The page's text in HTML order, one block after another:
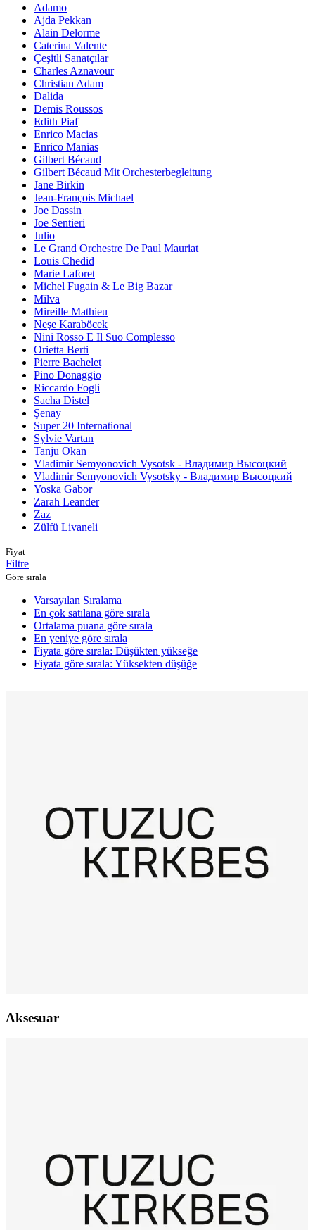
Adamo
Ajda Pekkan
Alain Delorme
Caterina Valente
Çeşitli Sanatçılar
Charles Aznavour
Christian Adam
Dalida
Demis Roussos
Edith Piaf
Enrico Macias
Enrico Manias
Gilbert Bécaud
Gilbert Bécaud Mit Orchesterbegleitung
Jane Birkin
Jean-François Michael
Joe Dassin
Joe Sentieri
Julio
Le Grand Orchestre De Paul Mauriat
Louis Chedid
Marie Laforet
Michel Fugain & Le Big Bazar
Milva
Mireille Mathieu
Neşe Karaböcek
Nini Rosso E Il Suo Complesso
Orietta Berti
Pierre Bachelet
Pino Donaggio
Riccardo Fogli
Sacha Distel
Şenay
Super 20 International
Sylvie Vartan
Tanju Okan
Vladimir Semyonovich Vysotsk - Владимир Высоцкий
Vladimir Semyonovich Vysotsky - Владимир Высоцкий
Yoska Gabor
Zarah Leander
Zaz
Zülfü Livaneli
Fiyat
Filtre
Göre sırala
Varsayılan Sıralama
En çok satılana göre sırala
Ortalama puana göre sırala
En yeniye göre sırala
Fiyata göre sırala: Düşükten yükseğe
Fiyata göre sırala: Yüksekten düşüğe
Aksesuar